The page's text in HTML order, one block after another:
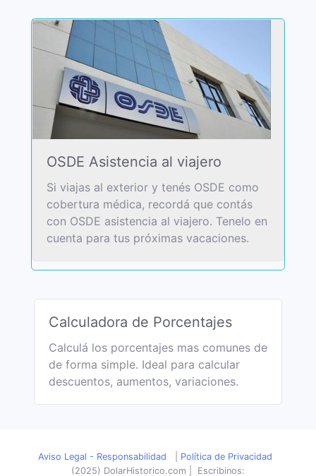
OSDE Asistencia al viajero
Si viajas al exterior y tenés OSDE como
cobertura médica, recordá que contás
con OSDE asistencia al viajero. Tenelo en
cuenta para tus próximas vacaciones.
Calculadora de Porcentajes
Calculá los porcentajes mas comunes de
de forma simple. Ideal para calcular
descuentos, aumentos, variaciones.
Aviso Legal - Responsabilidad
Política de Privacidad
(2025) DolarHistorico.com
Escribinos: